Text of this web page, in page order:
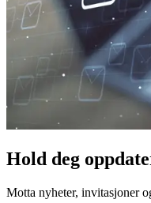
Hold deg
Motta nyheter, invitasjoner